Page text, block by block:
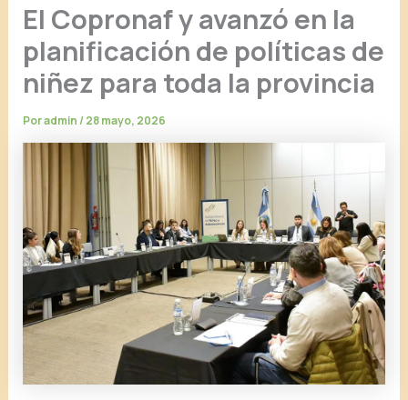
El Copronaf y avanzó en la
planificación de políticas de
niñez para toda la provincia
Poradmin/28 mayo, 2026